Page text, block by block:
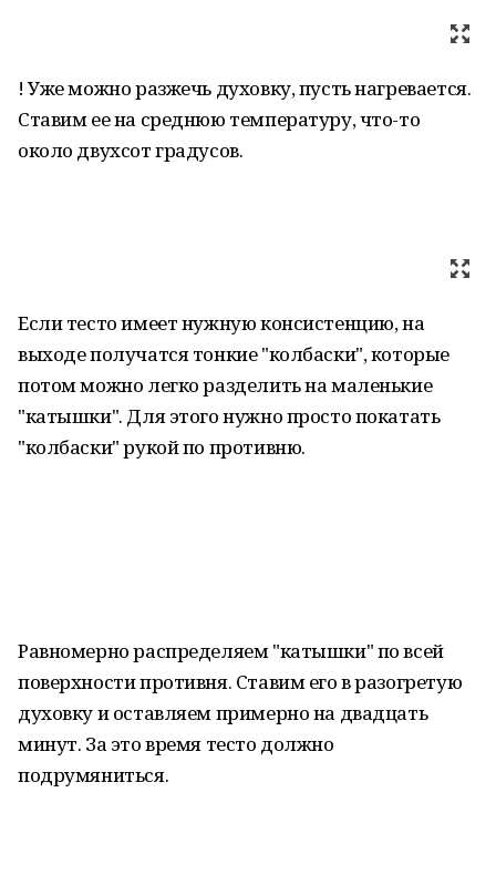
! Уже можно разжечь духовку, пусть нагревается.
Ставим ее на среднюю температуру, что-то
около двухсот градусов.
Если тесто имеет нужную консистенцию, на
выходе получатся тонкие "колбаски", которые
потом можно легко разделить на маленькие
"катышки". Для этого нужно просто покатать
"колбаски" рукой по противню.
Равномерно распределяем "катышки" по всей
поверхности противня. Ставим его в разогретую
духовку и оставляем примерно на двадцать
минут. За это время тесто должно
подрумяниться.